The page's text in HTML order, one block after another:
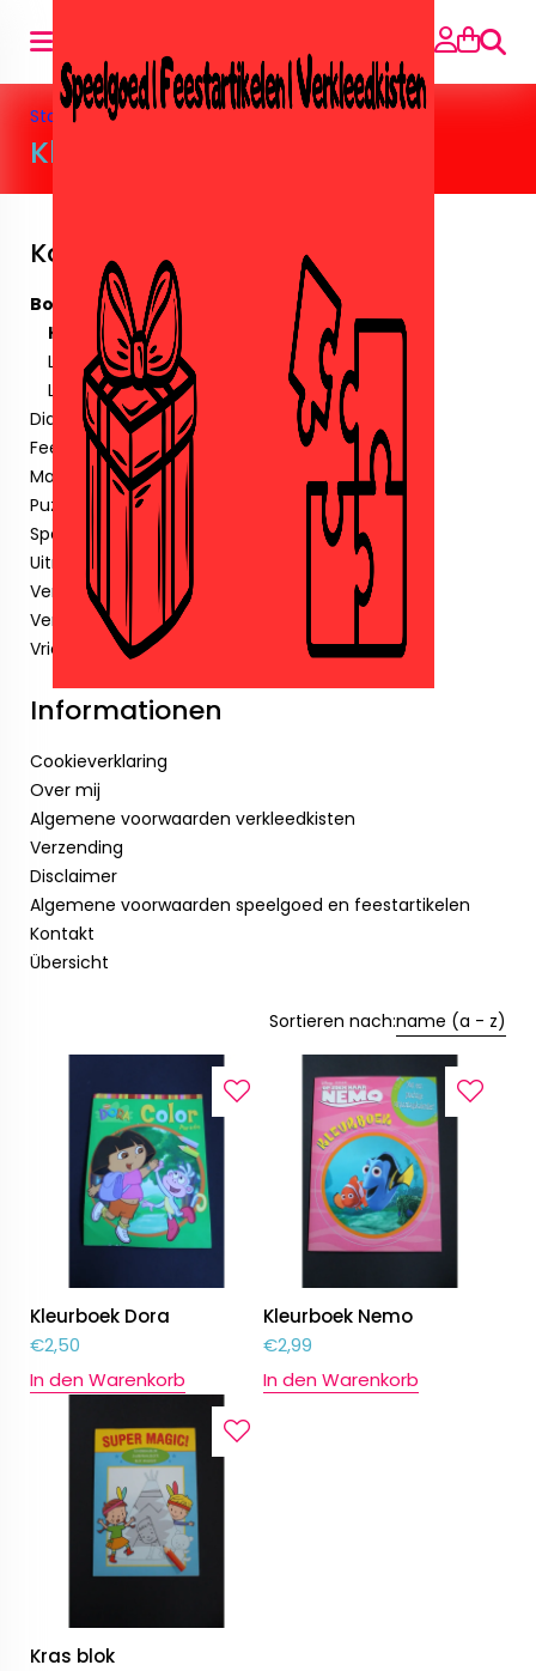
Suche
Startseite» Boeken» Kleurboeken
Kleurboeken
Kategorien
Boeken
Kleurboeken
Leer/puzzel boekjes
Leesboeken
Diamant paintingen.
Feestartikelen
Maskers & Tattoos & Stickers.
Puzzels
Speelgoed
Uitnodigingen
Verjaardagskaarsjes
Verkleedkisten.
Vriendenboekjes
Informationen
Cookieverklaring
Over mij
Algemene voorwaarden verkleedkisten
Verzending
Disclaimer
Algemene voorwaarden speelgoed en feestartikelen
Kontakt
Übersicht
Sortieren nach:name (a - z)
Kleurboek Dora
€2,50
In den Warenkorb
Kleurboek Nemo
€2,99
In den Warenkorb
Kras blok